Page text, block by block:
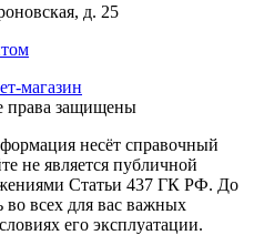
д. 25
магазин
права защищены
несёт справочный
не является публичной
Статьи 437 ГК РФ. До
во всех для вас важных
его эксплуатации.